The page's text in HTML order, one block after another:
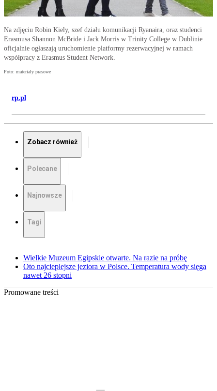
Na zdjęciu Robin Kiely, szef działu komunikacji Ryanaira, oraz studenci
Erasmusa Shannon McBride i Jack Morris w Trinity College w Dublinie
oficjalnie ogłaszają uruchomienie platformy rezerwacyjnej w ramach
współpracy z Erasmus Student Network.
Foto: materiały prasowe
rp.pl
Zobacz również
Polecane
Najnowsze
Tagi
Wielkie Muzeum Egipskie otwarte. Na razie na próbę
Oto najcieplejsze jeziora w Polsce. Temperatura wody sięga
nawet 26 stopni
Promowane treści